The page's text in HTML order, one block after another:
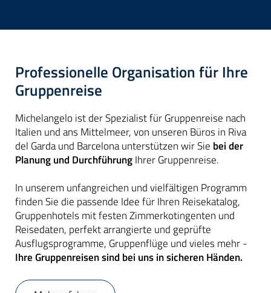
Professionelle Organisation für Ihre
Gruppenreise
Michelangelo ist der Spezialist für Gruppenreise nach
Italien und ans Mittelmeer, von unseren Büros in Riva
del Garda und Barcelona unterstützen wir Sie bei der
Planung und DurchführungIhrer Gruppenreise.
In unserem unfangreichen und vielfältigen Programm
finden Sie die passende Idee für Ihren Reisekatalog,
Gruppenhotels mit festen Zimmerkotingenten und
Reisedaten, perfekt arrangierte und geprüfte
Ausflugsprogramme, Gruppenflüge und vieles mehr -
Ihre Gruppenreisen sind bei uns in sicheren Händen.